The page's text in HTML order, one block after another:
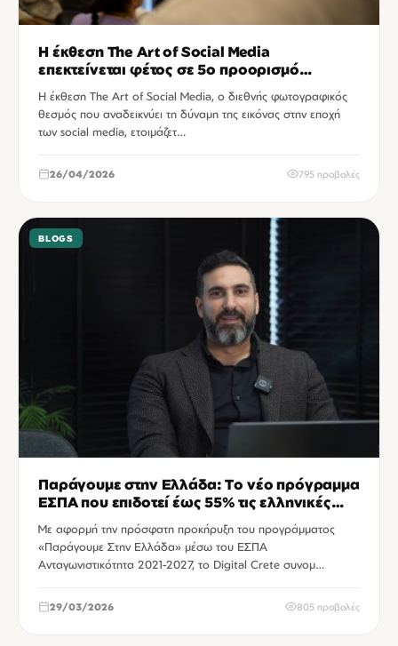
Η έκθεση The Art of Social Media
επεκτείνεται φέτος σε 5ο προορισμό
έκπληξη
Η έκθεση The Art of Social Media, ο διεθνής φωτογραφικός
θεσμός που αναδεικνύει τη δύναμη της εικόνας στην εποχή
των social media, ετοιμάζετ…
26/04/2026 795 προβολές
BLOGS
Παράγουμε στην Ελλάδα: Το νέο πρόγραμμα
ΕΣΠΑ που επιδοτεί έως 55% τις ελληνικές
μεταποιητικές επιχειρήσεις
Με αφορμή την πρόσφατη προκήρυξη του προγράμματος
«Παράγουμε Στην Ελλάδα» μέσω του ΕΣΠΑ
Ανταγωνιστικότητα 2021-2027, το Digital Crete συνομ…
29/03/2026 805 προβολές